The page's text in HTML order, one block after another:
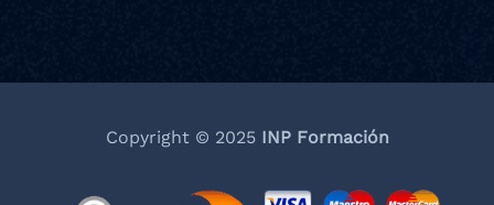
Copyright © 2025INP Formación